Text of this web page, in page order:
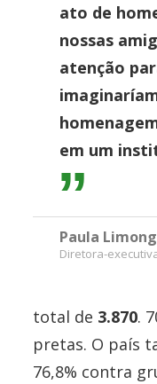
ato de
nossas
atenção
em um
Paula
Diretora-
total de 3.870.
pretas. O país
76,8% contra